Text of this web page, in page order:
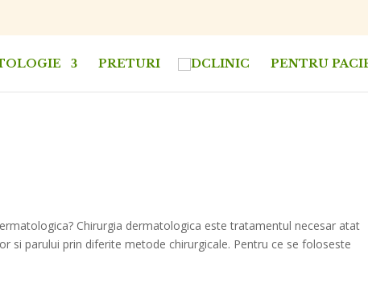
PRETURI PENTRU
Chirurgia dermatologica este tratamentul necesar atat
si parului prin diferite metode chirurgicale. Pentru ce se foloseste